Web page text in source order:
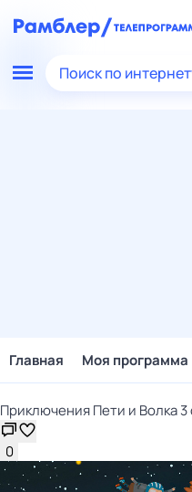
Поиск по
Главная Моя программа
Приключения Пети и Волка 3
0